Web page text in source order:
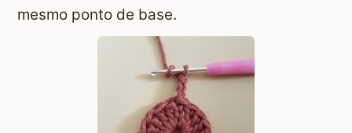
mesmo ponto de base.